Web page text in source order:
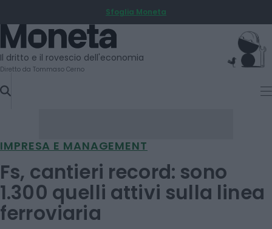
TO
CONTENT
Sfoglia Moneta
Moneta
Il dritto e il rovescio dell'economia
Diretto da Tommaso Cerno
IMPRESA E MANAGEMENT
Fs, cantieri record: sono
1.300 quelli attivi sulla linea
ferroviaria